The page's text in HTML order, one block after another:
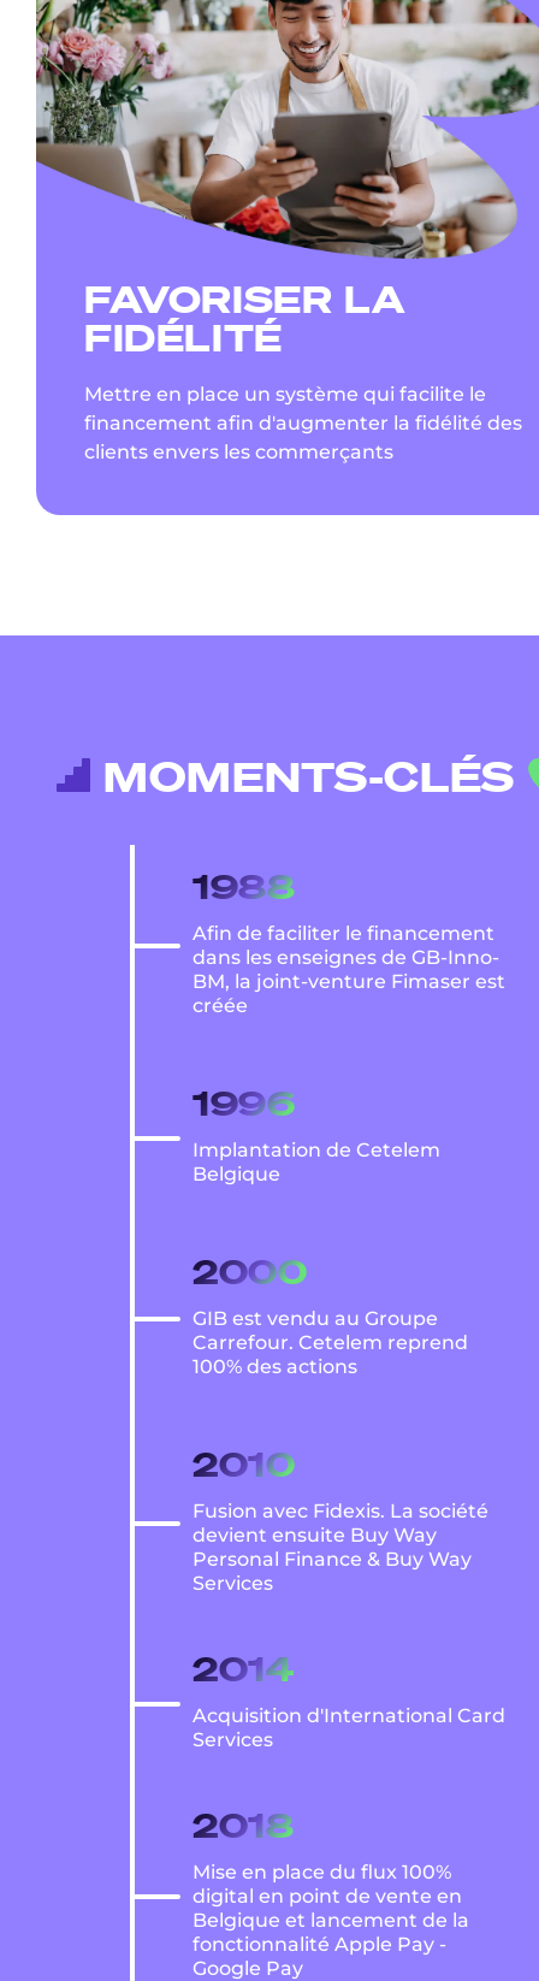
FAVORISER LA
FIDÉLITÉ
Mettre en place un système qui facilite le
financement afin d'augmenter la fidélité des
clients envers les commerçants
MOMENTS-CLÉS
1988
Afin de faciliter le financement
dans les enseignes de GB-Inno-
BM, la joint-venture Fimaser est
créée
1996
Implantation de Cetelem
Belgique
2000
GIB est vendu au Groupe
Carrefour. Cetelem reprend
100% des actions
2010
Fusion avec Fidexis. La société
devient ensuite Buy Way
Personal Finance & Buy Way
Services
2014
Acquisition d'International Card
Services
2018
Mise en place du flux 100%
digital en point de vente en
Belgique et lancement de la
fonctionnalité Apple Pay -
Google Pay